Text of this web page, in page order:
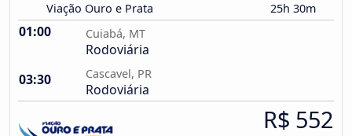
Viação Ouro e Prata 25h 30m
01:00 Cuiabá, MT
Rodoviária
03:30
Cascavel, PR
Rodoviária
R$ 552